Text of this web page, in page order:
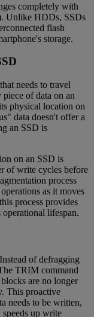
completely with
Unlike HDDs, SSDs
flash
storage.
needs to travel
piece of data on an
physical location on
data doesn't offer a
an SSD is
on an SSD is
of write cycles before
process
as it moves
process provides
lifespan.
of defragging
TRIM command
are no longer
This proactive
needs to be written,
up write